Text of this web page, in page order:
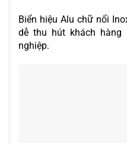
Biển hiệu Alu chữ nổi
dễ thu hút khách hàng
nghiệp.